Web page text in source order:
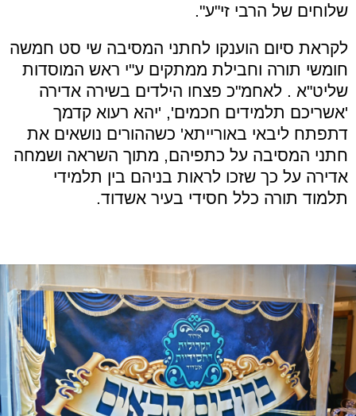
שלוחים של הרבי זי"ע".
לקראת סיום הוענקו לחתני המסיבה שי סט חמשה
חומשי תורה וחבילת ממתקים ע"י ראש המוסדות
שליט"א . לאחמ"כ פצחו הילדים בשירה אדירה
'אשריכם תלמידים חכמים', 'יהא רעוא קדמך
דתפתח ליבאי באורייתא' כשההורים נושאים את
חתני המסיבה על כתפיהם, מתוך השראה ושמחה
אדירה על כך שזכו לראות בניהם בין תלמידי
תלמוד תורה כלל חסידי בעיר אשדוד.